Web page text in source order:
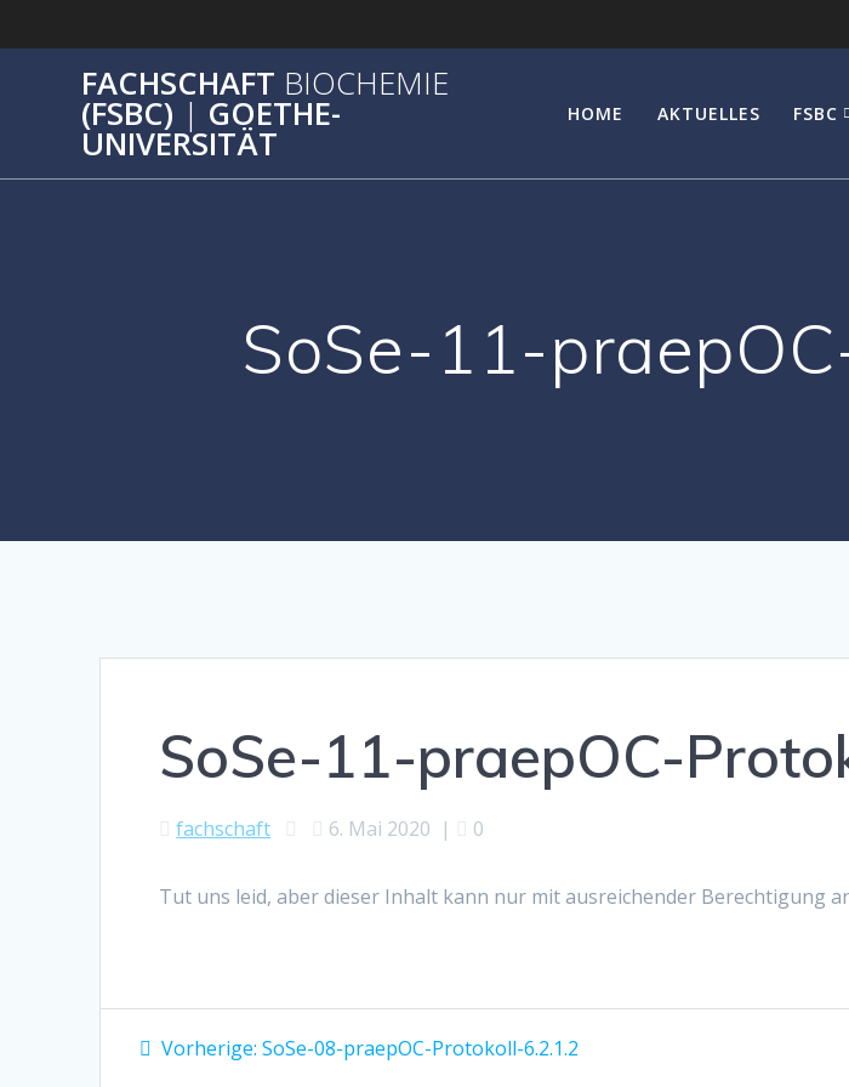
Inhalt
FACHSCHAFT BIOCHEMIE
(FSBC) | GOETHE-
UNIVERSITÄT
HOME AKTUELLES FSBC
SoSe-11-
SoSe-11-praepOC-
fachschaft 6. Mai 2020 | 0
Tut uns leid, aber dieser Inhalt kann nur mit ausreichender Berechtigung
Beitragsnavigation
Vorherige: Vorheriger
SoSe-08-praepOC-Protokoll-6.2.1.2